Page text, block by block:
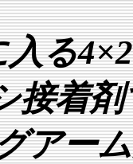
る
接着
アー